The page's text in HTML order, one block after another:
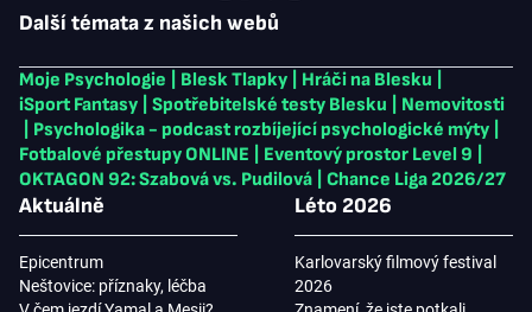
Další témata z našich webů
Moje Psychologie Blesk Tlapky Hráči na Blesku
iSport Fantasy
Spotřebitelské testy Blesku
Nemovitosti
Psychologika - podcast rozbíjející psychologické mýty
Fotbalové přestupy ONLINE
Eventový prostor Level 9
OKTAGON 92: Szabová vs. Pudilová
Chance Liga 2026/27
Aktuálně
Epicentrum
Neštovice: příznaky, léčba
Léto 2026
Karlovarský filmový festival
2026